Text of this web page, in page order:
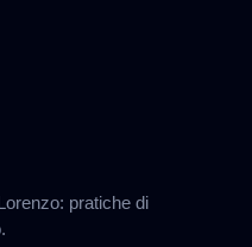
pratiche di